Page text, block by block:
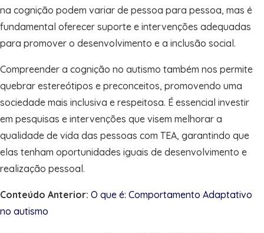
na cognição podem variar de pessoa para pessoa, mas é
fundamental oferecer suporte e intervenções adequadas
para promover o desenvolvimento e a inclusão social.
Compreender a cognição no autismo também nos permite
quebrar estereótipos e preconceitos, promovendo uma
sociedade mais inclusiva e respeitosa. É essencial investir
em pesquisas e intervenções que visem melhorar a
qualidade de vida das pessoas com TEA, garantindo que
elas tenham oportunidades iguais de desenvolvimento e
realização pessoal.
Conteúdo Anterior: O que é: Comportamento Adaptativo
no autismo